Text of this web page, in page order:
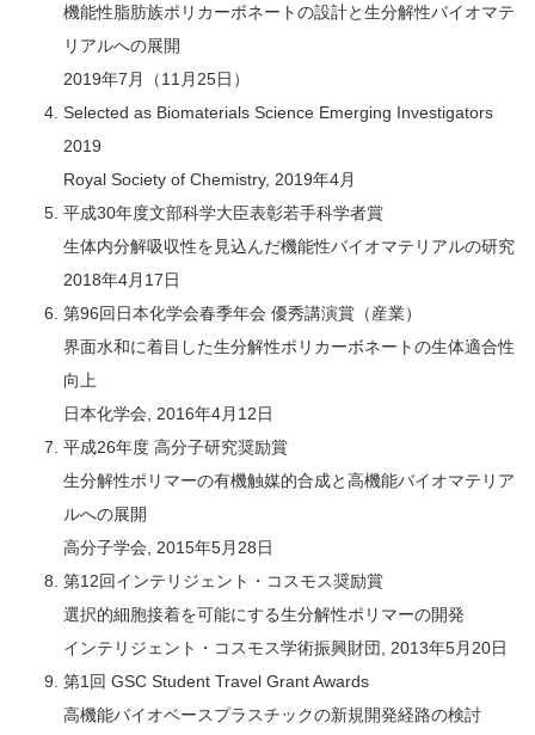
機能性脂肪族ポリカーボネートの設計と生分解性バイオマテ
リアルへの展開
2019年7月（11月25日）
Selected as Biomaterials Science Emerging Investigators
2019
Royal Society of Chemistry, 2019年4月
平成30年度文部科学大臣表彰若手科学者賞
生体内分解吸収性を見込んだ機能性バイオマテリアルの研究
2018年4月17日
第96回日本化学会春季年会 優秀講演賞（産業）
界面水和に着目した生分解性ポリカーボネートの生体適合性
向上
日本化学会, 2016年4月12日
平成26年度 高分子研究奨励賞
生分解性ポリマーの有機触媒的合成と高機能バイオマテリア
ルへの展開
高分子学会, 2015年5月28日
第12回インテリジェント・コスモス奨励賞
選択的細胞接着を可能にする生分解性ポリマーの開発
インテリジェント・コスモス学術振興財団, 2013年5月20日
第1回 GSC Student Travel Grant Awards
高機能バイオベースプラスチックの新規開発経路の検討